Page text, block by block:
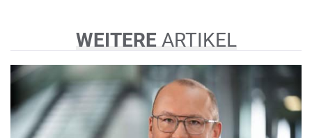
WEITEREARTIKEL